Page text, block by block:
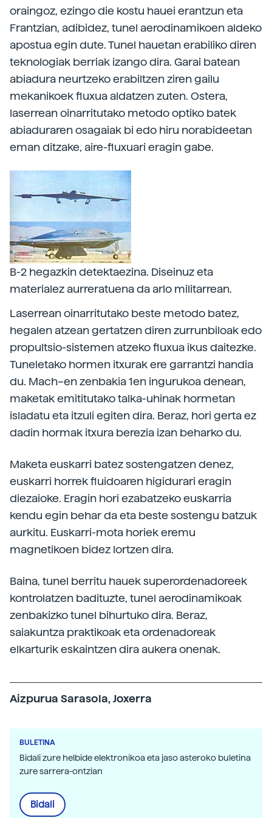
oraingoz, ezingo die kostu hauei erantzun eta
Frantzian, adibidez, tunel aerodinamikoen aldeko
apostua egin dute. Tunel hauetan erabiliko diren
teknologiak berriak izango dira. Garai batean
abiadura neurtzeko erabiltzen ziren gailu
mekanikoek fluxua aldatzen zuten. Ostera,
laserrean oinarritutako metodo optiko batek
abiaduraren osagaiak bi edo hiru norabideetan
eman ditzake, aire-fluxuari eragin gabe.
B-2 hegazkin detektaezina. Diseinuz eta
materialez aurreratuena da arlo militarrean.
Laserrean oinarritutako beste metodo batez,
hegalen atzean gertatzen diren zurrunbiloak edo
propultsio-sistemen atzeko fluxua ikus daitezke.
Tuneletako hormen itxurak ere garrantzi handia
du. Mach–en zenbakia 1en ingurukoa denean,
maketak emititutako talka-uhinak hormetan
isladatu eta itzuli egiten dira. Beraz, hori gerta ez
dadin hormak itxura berezia izan beharko du.
Maketa euskarri batez sostengatzen denez,
euskarri horrek fluidoaren higidurari eragin
diezaioke. Eragin hori ezabatzeko euskarria
kendu egin behar da eta beste sostengu batzuk
aurkitu. Euskarri-mota horiek eremu
magnetikoen bidez lortzen dira.
Baina, tunel berritu hauek superordenadoreek
kontrolatzen badituzte, tunel aerodinamikoak
zenbakizko tunel bihurtuko dira. Beraz,
saiakuntza praktikoak eta ordenadoreak
elkarturik eskaintzen dira aukera onenak.
Aizpurua Sarasola, Joxerra
BULETINA
Bidali zure helbide elektronikoa eta jaso asteroko buletina
zure sarrera-ontzian
Bidali